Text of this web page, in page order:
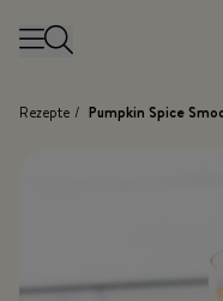
Rezepte / Pumpkin Spice